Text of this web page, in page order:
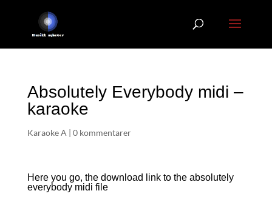
Absolutely Everybody midi –
karaoke
Karaoke A | 0 kommentarer
Here you go, the download link to the absolutely
everybody midi file